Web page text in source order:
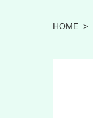
HOME >